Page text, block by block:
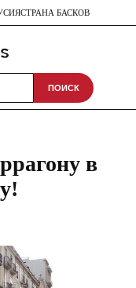
СТРАНА БАСКОВ
ПОИСК
в